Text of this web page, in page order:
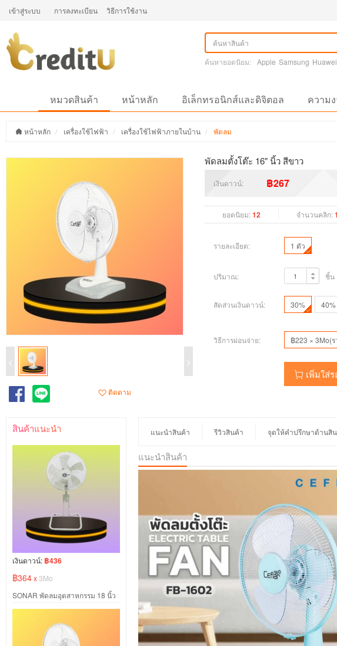
เข้าสู่ระบบ การลงทะเบียน วิธีการใช้งาน
ค้นหายอดนิยม: Apple Samsung Huawei
หมวดสินค้า หน้าหลัก อิเล็กทรอนิกส์และดิจิตอล ความ
หน้าหลัก เครื่องใช้ไฟฟ้า เครื่องใช้ไฟฟ้าภายในบ้าน พัดลม
ติดตาม
พัดลมตั้งโต๊ะ 16" นิ้ว สีขาว
เงินดาวน์: ฿267
ยอดนิยม:12 จำนวนคลิก:
รายละเอียด: 1 ตัว
ปริมาณ: ชิ้น
สัดส่วนเงินดาวน์: 30% 40%
วิธีการผ่อนจ่าย: ฿223 × 3Mo(
เพิ่มใส่
สินค้าแนะนำ
เงินดาวน์: ฿436
฿364x3Mo
SONAR พัดลมอุตสาหกรรม 18 นิ้ว
แนะนำสินค้า รีวิวสินค้า จุดให้คำปรึกษาด้านสิ
แนะนำสินค้า